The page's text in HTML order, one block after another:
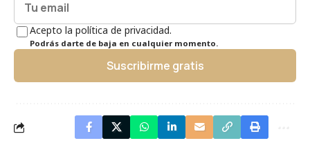
Acepto la política de privacidad.
Podrás darte de baja en cualquier momento.
Suscribirme gratis